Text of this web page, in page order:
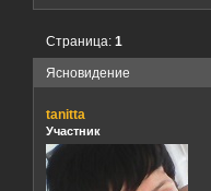
Ясновидение
Страница:1
tanitta
Участник